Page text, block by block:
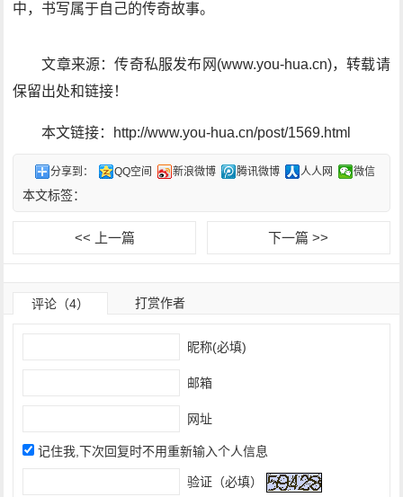
中，书写属于自己的传奇故事。
文章来源：传奇私服发布网(www.you-hua.cn)，转载请
保留出处和链接！
本文链接：http://www.you-hua.cn/post/1569.html
分享到： QQ空间 新浪微博 腾讯微博 人人网 微信
本文标签：
<< 上一篇 下一篇 >>
评论（4） 打赏作者
昵称(必填)
邮箱
网址
记住我,下次回复时不用重新输入个人信息
验证（必填）